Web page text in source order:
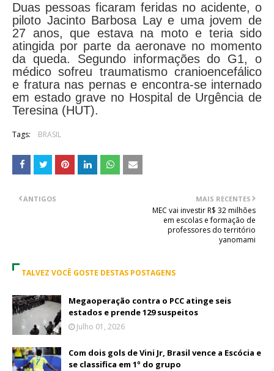
Duas pessoas ficaram feridas no acidente, o
piloto Jacinto Barbosa Lay e uma jovem de
27 anos, que estava na moto e teria sido
atingida por parte da aeronave no momento
da queda. Segundo informações do G1, o
médico sofreu traumatismo cranioencefálico
e fratura nas pernas e encontra-se internado
em estado grave no Hospital de Urgência de
Teresina (HUT).
Tags: BRASIL
MAIS RECENTES
MEC vai investir R$ 32 milhões
em escolas e formação de
professores do território
yanomami
ANTIGOS
TALVEZ VOCÊ GOSTE DESTAS POSTAGENS
Megaoperação contra o PCC atinge seis
estados e prende 129 suspeitos
Julho 01, 2026
Com dois gols de Vini Jr, Brasil vence a Escócia e
se classifica em 1º do grupo